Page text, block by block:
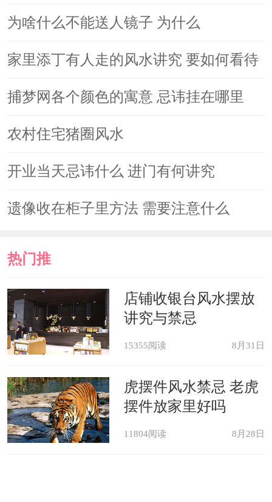
也会有一些关于镜子的恐怖影视剧。而
较大，可以化煞，但是如果摆放不当，
便会让人内神不宁等等。并且“镜
在风水中属于送礼的忌讳之物。所以小
编建议送礼物还是尽量不要送镜子。
读
为啥什么不能送人镜子 为什么
家里添丁有人走的风水讲究 要如何看待
捕梦网各个颜色的寓意 忌讳挂在哪里
农村住宅猪圈风水
开业当天忌讳什么 进门有何讲究
遗像收在柜子里方法 需要注意什么
热门推
荐
店铺收银台风水摆放
讲究与禁忌
15355阅读 8月31日
虎摆件风水禁忌 老虎
摆件放家里好吗
11804阅读 8月28日